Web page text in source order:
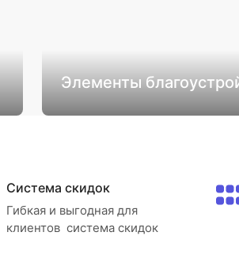
Элементы
Система скидок
Гибкая и выгодная для
клиентов система скидок